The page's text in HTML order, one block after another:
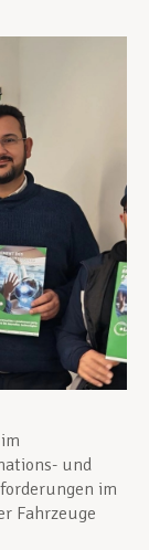
und
im
Fahrzeuge